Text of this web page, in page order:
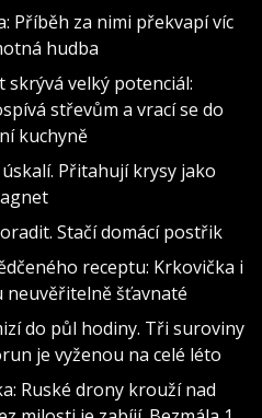
Příběh za nimi překvapí víc
hudba
velký potenciál:
střevům a vrací se do
kuchyně
Přitahují krysy jako
Stačí domácí postřik
receptu: Krkovička i
neuvěřitelně šťavnaté
do půl hodiny. Tři suroviny
je vyženou na celé léto
Ruské drony krouží nad